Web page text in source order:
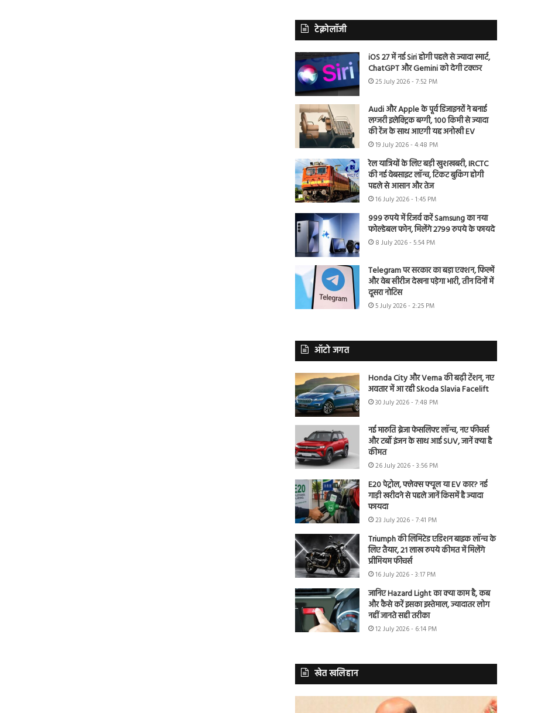
टेक्नोलॉजी
iOS 27 में नई Siri होगी पहले से ज्यादा स्मार्ट,
ChatGPT और Gemini को देगी टक्कर
25 July 2026 - 7:52 PM
Audi और Apple के पूर्व डिजाइनरों ने बनाई
लग्जरी इलेक्ट्रिक बग्गी, 100 किमी से ज्यादा
की रेंज के साथ आएगी यह अनोखी EV
19 July 2026 - 4:48 PM
रेल यात्रियों के लिए बड़ी खुशखबरी, IRCTC
की नई वेबसाइट लॉन्च, टिकट बुकिंग होगी
पहले से आसान और तेज
16 July 2026 - 1:45 PM
999 रुपये में रिजर्व करें Samsung का नया
फोल्डेबल फोन, मिलेंगे 2799 रुपये के फायदे
8 July 2026 - 5:54 PM
Telegram पर सरकार का बड़ा एक्शन, फिल्में
और वेब सीरीज देखना पड़ेगा भारी, तीन दिनों में
दूसरा नोटिस
5 July 2026 - 2:25 PM
ऑटो जगत
Honda City और Verna की बढ़ी टेंशन, नए
अवतार में आ रही Skoda Slavia Facelift
30 July 2026 - 7:48 PM
नई मारुति ब्रेजा फेसलिफ्ट लॉन्च, नए फीचर्स
और टर्बो इंजन के साथ आई SUV, जानें क्या है
कीमत
26 July 2026 - 3:56 PM
E20 पेट्रोल, फ्लेक्स फ्यूल या EV कार? नई
गाड़ी खरीदने से पहले जानें किसमें है ज्यादा
फायदा
23 July 2026 - 7:41 PM
Triumph की लिमिटेड एडिशन बाइक लॉन्च के
लिए तैयार, 21 लाख रुपये कीमत में मिलेंगे
प्रीमियम फीचर्स
16 July 2026 - 3:17 PM
जानिए Hazard Light का क्या काम है, कब
और कैसे करें इसका इस्तेमाल, ज्यादातर लोग
नहीं जानते सही तरीका
12 July 2026 - 6:14 PM
खेत खलिहान